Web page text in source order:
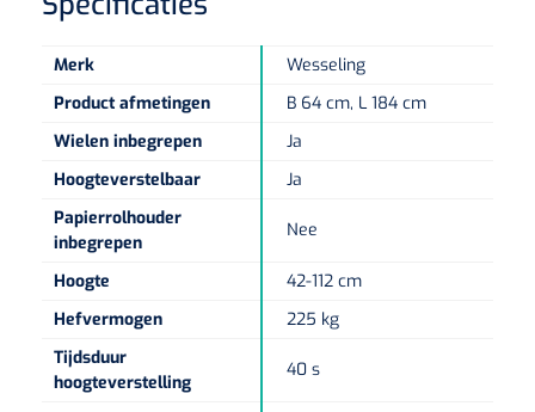
Douchestoelen
Toiletbeugels
Toiletstoelen
Doucherolstoelen
Douchetabouretten
Lichaamsmeting
Zelftest apparatuur
Weegschalen
Meetlatten
TENS
Kort-en microgolf
Hydromassage
Pressotherapie & massage
Thermotherapie
Lymfedrainage
Persoonlijk beschermingsmateriaal
Klompen
Oordoppen
Handschoenen
Transportwagens
Wondzorgkarren
Instrumentenwagens
PC karren
Medicatiekarren
Klemmen
Oorlusjes
Pincetten
Scharen
Hysterometers
Gipszagen & ringzagen
Gipsverbanden & toebehoren
Jersey kousen
Zinklijmverbanden
Polsterwatten
Loopzolen
Gipsen
Merk
Wesseling
Product afmetingen
B 64 cm, L 184 cm
Wielen inbegrepen
Ja
Hoogteverstelbaar
Ja
Papierrolhouder
inbegrepen
Nee
Hoogte
42-112 cm
Hefvermogen
225 kg
Tijdsduur
hoogteverstelling
40 s